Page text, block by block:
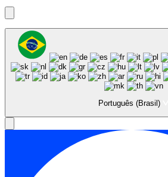
Português (Brasil)